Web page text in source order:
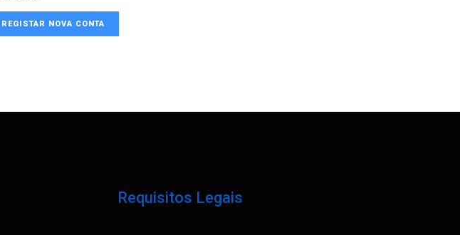
REGISTAR NOVA CONTA
Requisitos Legais